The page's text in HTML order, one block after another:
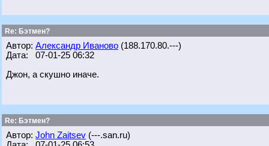
Re: Бэтмен?
Автор: Александр Иваново (188.170.80.---)
Дата: 07-01-25 06:32
Джон, а скушно иначе.
Re: Бэтмен?
Автор: John Zaitsev (---.san.ru)